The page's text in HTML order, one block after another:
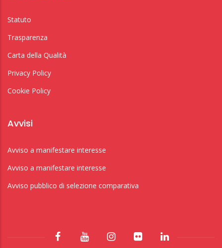
Statuto
Trasparenza
Carta della Qualità
Privacy Policy
Cookie Policy
Avvisi
Avviso a manifestare interesse
Avviso a manifestare interesse
Avviso pubblico di selezione comparativa